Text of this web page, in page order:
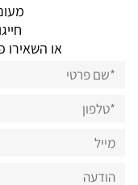
או השאירו